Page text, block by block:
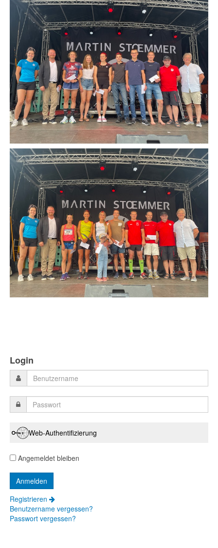
Login
Web-Authentifizierung
Angemeldet bleiben
Registrieren
Benutzername vergessen?
Passwort vergessen?